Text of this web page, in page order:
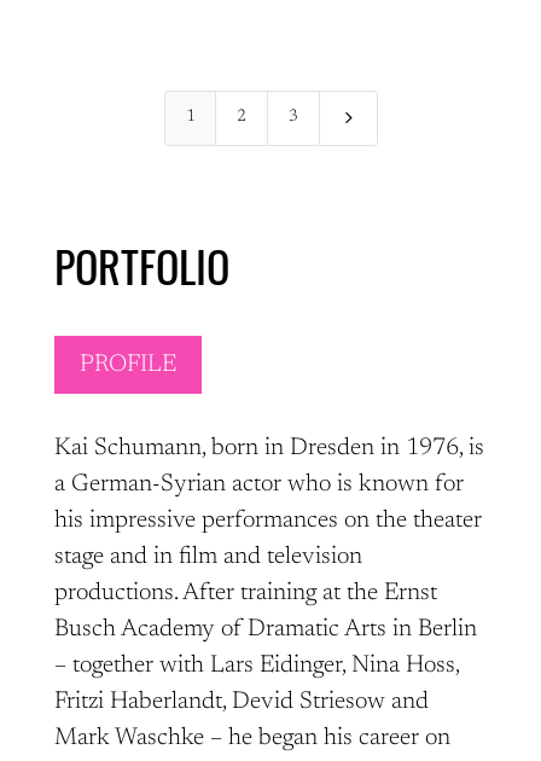
1 2 3 5
PORTFOLIO
PROFILE
Kai Schumann, born in Dresden in 1976, is
a German-Syrian actor who is known for
his impressive performances on the theater
stage and in film and television
productions. After training at the Ernst
Busch Academy of Dramatic Arts in Berlin
– together with Lars Eidinger, Nina Hoss,
Fritzi Haberlandt, Devid Striesow and
Mark Waschke – he began his career on